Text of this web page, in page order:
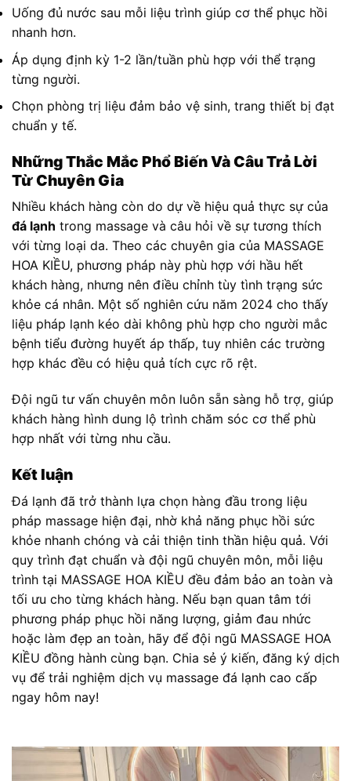
Uống đủ nước sau mỗi liệu trình giúp cơ thể phục hồi
nhanh hơn.
Áp dụng định kỳ 1-2 lần/tuần phù hợp với thể trạng
từng người.
Chọn phòng trị liệu đảm bảo vệ sinh, trang thiết bị đạt
chuẩn y tế.
Những Thắc Mắc Phổ Biến Và Câu Trả Lời
Từ Chuyên Gia
Nhiều khách hàng còn do dự về hiệu quả thực sự của
đá lạnh trong massage và câu hỏi về sự tương thích
với từng loại da. Theo các chuyên gia của MASSAGE
HOA KIỀU, phương pháp này phù hợp với hầu hết
khách hàng, nhưng nên điều chỉnh tùy tình trạng sức
khỏe cá nhân. Một số nghiên cứu năm 2024 cho thấy
liệu pháp lạnh kéo dài không phù hợp cho người mắc
bệnh tiểu đường huyết áp thấp, tuy nhiên các trường
hợp khác đều có hiệu quả tích cực rõ rệt.
Đội ngũ tư vấn chuyên môn luôn sẵn sàng hỗ trợ, giúp
khách hàng hình dung lộ trình chăm sóc cơ thể phù
hợp nhất với từng nhu cầu.
Kết luận
Đá lạnh đã trở thành lựa chọn hàng đầu trong liệu
pháp massage hiện đại, nhờ khả năng phục hồi sức
khỏe nhanh chóng và cải thiện tinh thần hiệu quả. Với
quy trình đạt chuẩn và đội ngũ chuyên môn, mỗi liệu
trình tại MASSAGE HOA KIỀU đều đảm bảo an toàn và
tối ưu cho từng khách hàng. Nếu bạn quan tâm tới
phương pháp phục hồi năng lượng, giảm đau nhức
hoặc làm đẹp an toàn, hãy để đội ngũ MASSAGE HOA
KIỀU đồng hành cùng bạn. Chia sẻ ý kiến, đăng ký dịch
vụ để trải nghiệm dịch vụ massage đá lạnh cao cấp
ngay hôm nay!